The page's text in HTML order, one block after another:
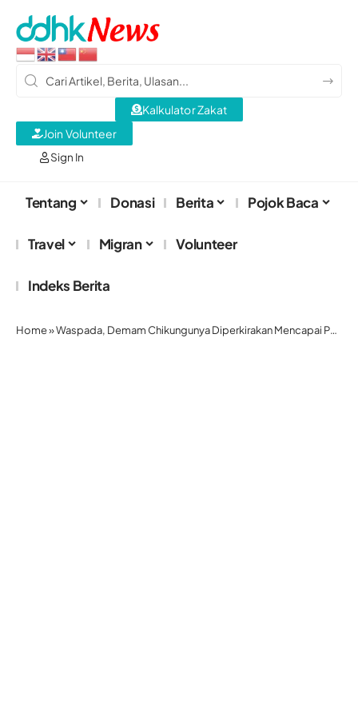
Sign In
Kalkulator Zakat
Join Volunteer
Tentang Donasi Berita Pojok Baca
Travel Migran Volunteer
Indeks Berita
Home»Waspada, Demam Chikungunya Diperkirakan Mencapai Puncak Tahun Ini